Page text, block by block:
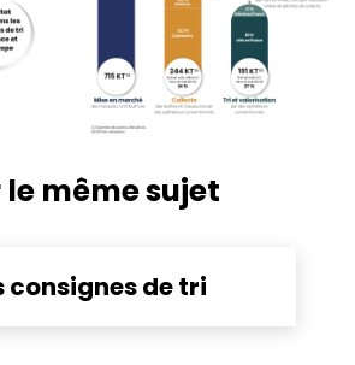
le même sujet
consignes de tri